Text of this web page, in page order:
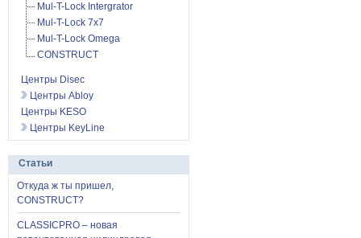
Mul-T-Lock Intergrator
Mul-T-Lock 7x7
Mul-T-Lock Omega
CONSTRUCT
Центры Disec
Центры Abloy
Центры KESO
Центры KeyLine
Статьи
Откуда ж ты пришел,
CONSTRUCT?
CLASSICPRO – новая